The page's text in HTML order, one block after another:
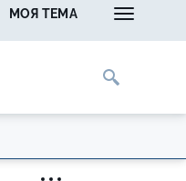
МОЯ ТЕМА